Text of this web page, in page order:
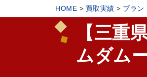
HOME > 買取実績 > ブラン
【三重
ムダム